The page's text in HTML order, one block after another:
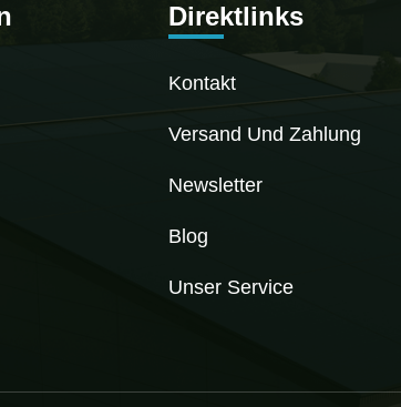
Direktlinks
Kontakt
Versand Und Zahlung
Newsletter
Blog
Unser Service